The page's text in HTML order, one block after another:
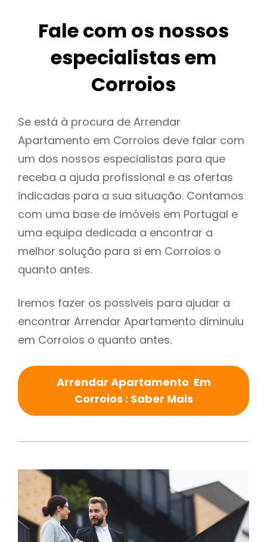
Fale com os nossos
especialistas em
Corroios
Se está à procura de Arrendar
Apartamento em Corroios deve falar com
um dos nossos especialistas para que
receba a ajuda profissional e as ofertas
indicadas para a sua situação. Contamos
com uma base de imóveis em Portugal e
uma equipa dedicada a encontrar a
melhor solução para si em Corroios o
quanto antes.
Iremos fazer os possiveis para ajudar a
encontrar Arrendar Apartamento diminuiu
em Corroios o quanto antes.
Arrendar Apartamento Em
Corroios : Saber Mais